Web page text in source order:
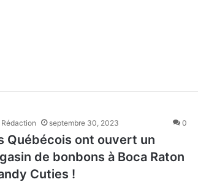
Rédaction septembre 30, 2023 0
Québécois ont ouvert un
de bonbons à Boca Raton
Cuties !